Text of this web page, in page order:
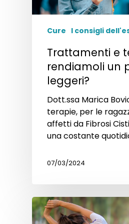
Cure I consigli
Trattamenti e
rendiamoli un
leggeri?
Dott.ssa Marica
terapie, per le
affetti da Fibrosi
una costante
07/03/2024